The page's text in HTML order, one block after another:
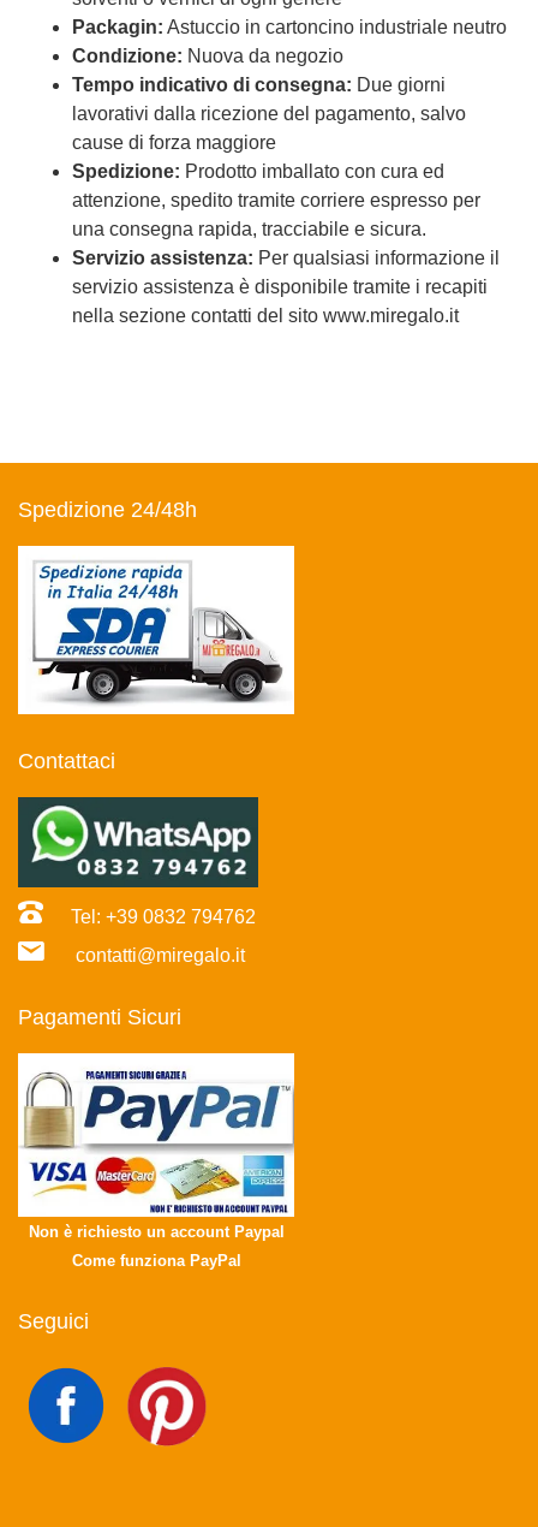
Packagin: Astuccio in cartoncino industriale neutro
Condizione: Nuova da negozio
Tempo indicativo di consegna: Due giorni
lavorativi dalla ricezione del pagamento, salvo
cause di forza maggiore
Spedizione: Prodotto imballato con cura ed
attenzione, spedito tramite corriere espresso per
una consegna rapida, tracciabile e sicura.
Servizio assistenza: Per qualsiasi informazione il
servizio assistenza è disponibile tramite i recapiti
nella sezione contatti del sito www.miregalo.it
Spedizione 24/48h
Contattaci
Tel: +39 0832 794762
contatti@miregalo.it
Pagamenti Sicuri
Non è richiesto un account Paypal
Come funziona PayPal
Seguici